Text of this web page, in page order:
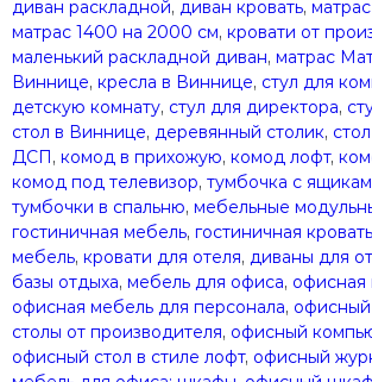
диван раскладной, диван кровать,
матрас 1400 на 2000 см, кровати от
маленький раскладной диван, матрас
Виннице, кресла в Виннице, стул для
детскую комнату, стул для директора,
стол в Виннице, деревянный столик,
ДСП, комод в прихожую, комод лофт,
комод под телевизор, тумбочка с
тумбочки в спальню, мебельные
гостиничная мебель, гостиничная кровать
мебель, кровати для отеля, диваны для
базы отдыха, мебель для офиса, офисная
офисная мебель для персонала, офисный
столы от производителя, офисный
офисный стол в стиле лофт, офисный